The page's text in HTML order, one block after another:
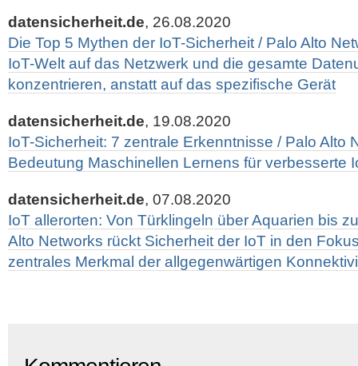
datensicherheit.de, 26.08.2020
Die Top 5 Mythen der IoT-Sicherheit / Palo Alto
IoT-Welt auf das Netzwerk und die gesamte
konzentrieren, anstatt auf das spezifische Gerät
datensicherheit.de, 19.08.2020
IoT-Sicherheit: 7 zentrale Erkenntnisse / Palo Alto
Bedeutung Maschinellen Lernens für verbesserte
datensicherheit.de, 07.08.2020
IoT allerorten: Von Türklingeln über Aquarien bis
Alto Networks rückt Sicherheit der IoT in den
zentrales Merkmal der allgegenwärtigen